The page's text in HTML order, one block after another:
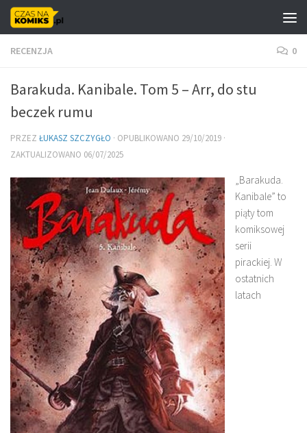
Skip to content
RECENZJA 0
Barakuda. Kanibale. Tom 5 – Arr, do stu
beczek rumu
PRZEZ ŁUKASZ SZCZYGŁO · OPUBLIKOWANO 29/10/2019 ·
ZAKTUALIZOWANO 06/07/2025
„Barakuda.
Kanibale” to
piąty tom
komiksowej
serii
pirackiej. W
ostatnich
latach